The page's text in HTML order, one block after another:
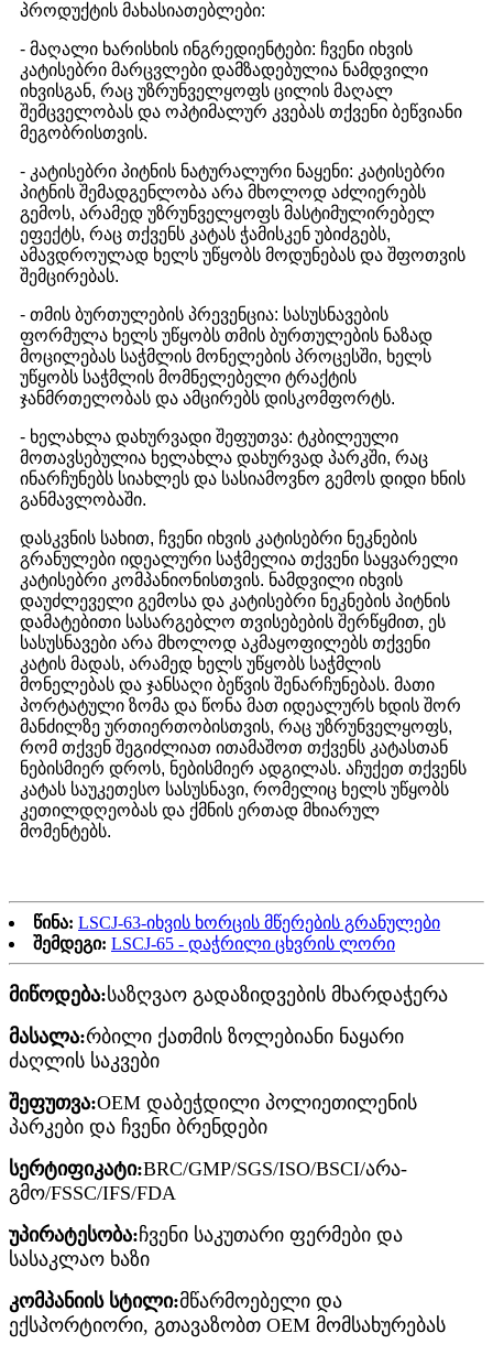
პროდუქტის მახასიათებლები:
- მაღალი ხარისხის ინგრედიენტები: ჩვენი იხვის
კატისებრი მარცვლები დამზადებულია ნამდვილი
იხვისგან, რაც უზრუნველყოფს ცილის მაღალ
შემცველობას და ოპტიმალურ კვებას თქვენი ბეწვიანი
მეგობრისთვის.
- კატისებრი პიტნის ნატურალური ნაყენი: კატისებრი
პიტნის შემადგენლობა არა მხოლოდ აძლიერებს
გემოს, არამედ უზრუნველყოფს მასტიმულირებელ
ეფექტს, რაც თქვენს კატას ჭამისკენ უბიძგებს,
ამავდროულად ხელს უწყობს მოდუნებას და შფოთვის
შემცირებას.
- თმის ბურთულების პრევენცია: სასუსნავების
ფორმულა ხელს უწყობს თმის ბურთულების ნაზად
მოცილებას საჭმლის მონელების პროცესში, ხელს
უწყობს საჭმლის მომნელებელი ტრაქტის
ჯანმრთელობას და ამცირებს დისკომფორტს.
- ხელახლა დახურვადი შეფუთვა: ტკბილეული
მოთავსებულია ხელახლა დახურვად პარკში, რაც
ინარჩუნებს სიახლეს და სასიამოვნო გემოს დიდი ხნის
განმავლობაში.
დასკვნის სახით, ჩვენი იხვის კატისებრი ნეკნების
გრანულები იდეალური საჭმელია თქვენი საყვარელი
კატისებრი კომპანიონისთვის. ნამდვილი იხვის
დაუძლეველი გემოსა და კატისებრი ნეკნების პიტნის
დამატებითი სასარგებლო თვისებების შერწყმით, ეს
სასუსნავები არა მხოლოდ აკმაყოფილებს თქვენი
კატის მადას, არამედ ხელს უწყობს საჭმლის
მონელებას და ჯანსაღი ბეწვის შენარჩუნებას. მათი
პორტატული ზომა და წონა მათ იდეალურს ხდის შორ
მანძილზე ურთიერთობისთვის, რაც უზრუნველყოფს,
რომ თქვენ შეგიძლიათ ითამაშოთ თქვენს კატასთან
ნებისმიერ დროს, ნებისმიერ ადგილას. აჩუქეთ თქვენს
კატას საუკეთესო სასუსნავი, რომელიც ხელს უწყობს
კეთილდღეობას და ქმნის ერთად მხიარულ
მომენტებს.
წინა: LSCJ-63-იხვის ხორცის მწერების გრანულები
შემდეგი: LSCJ-65 - დაჭრილი ცხვრის ლორი
მიწოდება:საზღვაო გადაზიდვების მხარდაჭერა
მასალა:რბილი ქათმის ზოლებიანი ნაყარი
ძაღლის საკვები
შეფუთვა:OEM დაბეჭდილი პოლიეთილენის
პარკები და ჩვენი ბრენდები
სერტიფიკატი:BRC/GMP/SGS/ISO/BSCI/არა-
გმო/FSSC/IFS/FDA
უპირატესობა:ჩვენი საკუთარი ფერმები და
სასაკლაო ხაზი
კომპანიის სტილი:მწარმოებელი და
ექსპორტიორი, გთავაზობთ OEM მომსახურებას